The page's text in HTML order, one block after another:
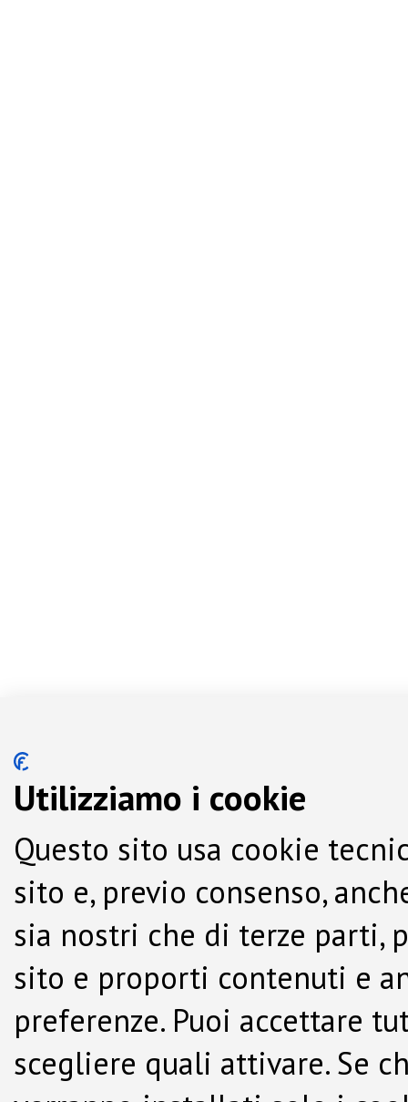
Utilizziamo i cookie
Questo sito usa cookie
sito e, previo consenso,
sia nostri che di terze parti,
sito e proporti contenuti e
preferenze. Puoi accettare
scegliere quali attivare. Se